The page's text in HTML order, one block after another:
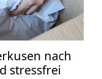
nach
stressfrei